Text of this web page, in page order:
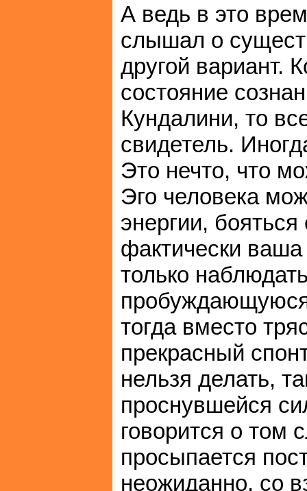
А ведь в это
слышал о
другой вариант.
состояние
Кундалини, то
свидетель.
Это нечто, что
Эго человека
энергии,
фактически
только
тогда вместо
прекрасный
нельзя делать,
проснувшейся
говорится о том
просыпается
неожиданно, со